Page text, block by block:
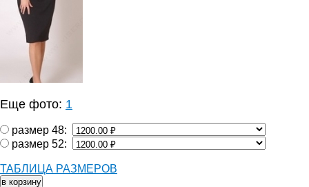
Еще фото: 1
размер 48:
размер 52:
ТАБЛИЦА РАЗМЕРОВ